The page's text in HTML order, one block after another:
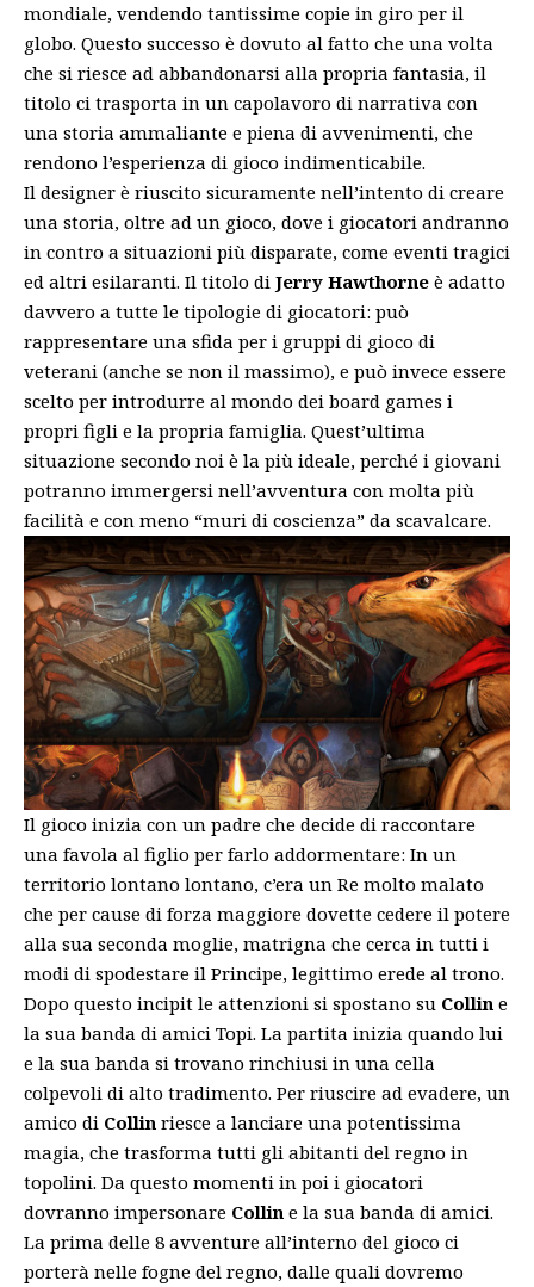
mondiale, vendendo tantissime copie in giro per il
globo. Questo successo è dovuto al fatto che una volta
che si riesce ad abbandonarsi alla propria fantasia, il
titolo ci trasporta in un capolavoro di narrativa con
una storia ammaliante e piena di avvenimenti, che
rendono l’esperienza di gioco indimenticabile.
Il designer è riuscito sicuramente nell’intento di creare
una storia, oltre ad un gioco, dove i giocatori andranno
in contro a situazioni più disparate, come eventi tragici
ed altri esilaranti. Il titolo di Jerry Hawthorne è adatto
davvero a tutte le tipologie di giocatori: può
rappresentare una sfida per i gruppi di gioco di
veterani (anche se non il massimo), e può invece essere
scelto per introdurre al mondo dei board games i
propri figli e la propria famiglia. Quest’ultima
situazione secondo noi è la più ideale, perché i giovani
potranno immergersi nell’avventura con molta più
facilità e con meno “muri di coscienza” da scavalcare.
Il gioco inizia con un padre che decide di raccontare
una favola al figlio per farlo addormentare: In un
territorio lontano lontano, c’era un Re molto malato
che per cause di forza maggiore dovette cedere il potere
alla sua seconda moglie, matrigna che cerca in tutti i
modi di spodestare il Principe, legittimo erede al trono.
Dopo questo incipit le attenzioni si spostano su Collin e
la sua banda di amici Topi. La partita inizia quando lui
e la sua banda si trovano rinchiusi in una cella
colpevoli di alto tradimento. Per riuscire ad evadere, un
amico di Collin riesce a lanciare una potentissima
magia, che trasforma tutti gli abitanti del regno in
topolini. Da questo momenti in poi i giocatori
dovranno impersonare Collin e la sua banda di amici.
La prima delle 8 avventure all’interno del gioco ci
porterà nelle fogne del regno, dalle quali dovremo